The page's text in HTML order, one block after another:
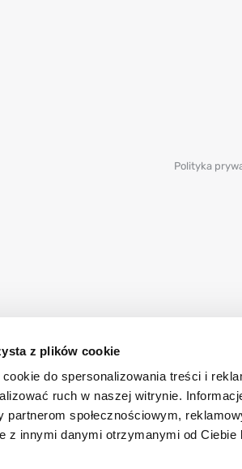
z plików cookie
do spersonalizowania treści i
ruch w naszej witrynie.
partnerom społecznościowym,
z innymi danymi otrzymanymi od
Polityka